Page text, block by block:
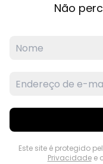
Não
Este site é protegido
Privacidadee